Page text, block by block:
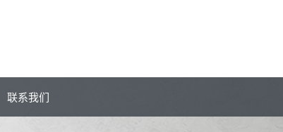
联系我们